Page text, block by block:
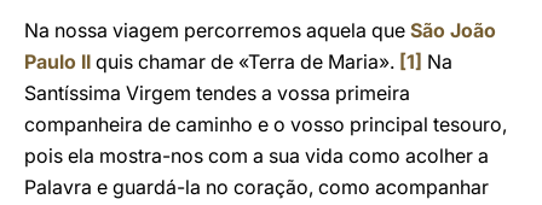
Na nossa viagem percorremos aquela que São João
Paulo II quis chamar de «Terra de Maria». [1] Na
Santíssima Virgem tendes a vossa primeira
companheira de caminho e o vosso principal tesouro,
pois ela mostra-nos com a sua vida como acolher a
Palavra e guardá-la no coração, como acompanhar